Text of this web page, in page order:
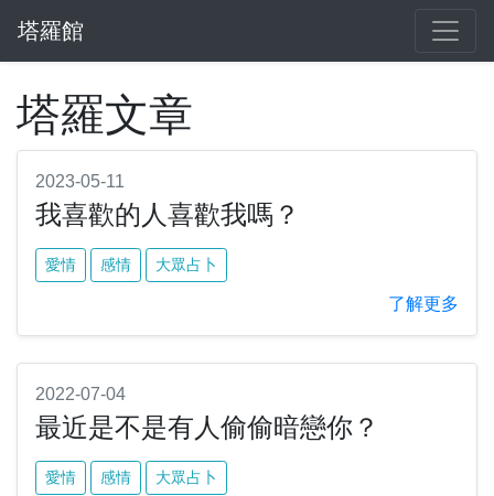
塔羅館
塔羅文章
2023-05-11
我喜歡的人喜歡我嗎？
愛情 感情 大眾占卜
了解更多
2022-07-04
最近是不是有人偷偷暗戀你？
愛情 感情 大眾占卜